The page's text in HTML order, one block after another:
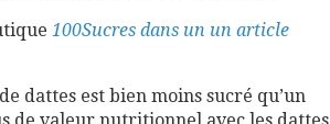
100Sucres dans un un article
dattes est bien moins sucré qu’un